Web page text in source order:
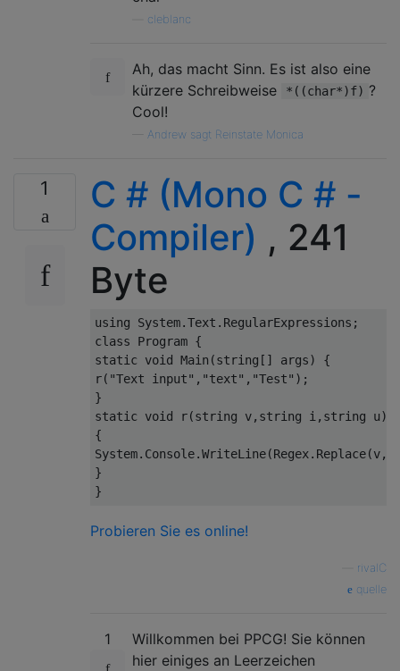
cleblanc
Ah, das macht Sinn. Es ist also eine
kürzere Schreibweise
*((char*)f) ?
Cool!
Andrew sagt Reinstate Monica
1
C # (Mono C # -
Compiler) , 241
Byte
using System.Text . RegularExpressions ;
class
Program {
static
void Main (string [] args)
{
r( "Text input" , "text" , "Test" );
}
static
void r(string v, string i , string u)
{
System. Console.WriteLine(Regex. Replace(v,
}
}
Probieren Sie es online!
rivalC
quelle
1
Willkommen bei PPCG! Sie können
hier einiges an Leerzeichen